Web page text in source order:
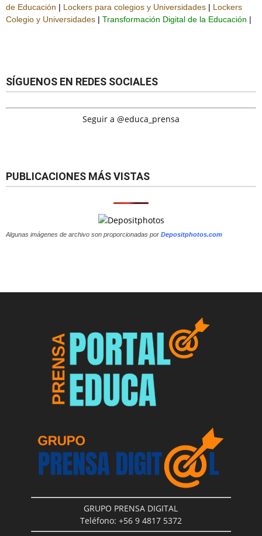
de Educación | Lockers para colegios y Universidades | Lockers
Colegio y Universidades | Transformación Digital de la Educación |
SÍGUENOS EN REDES SOCIALES
Seguir a @educa_prensa
PUBLICACIONES MÁS VISTAS
Algunas imágenes de archivo son proporcionadas por Depositphotos.com
GRUPO PRENSA DIGITAL
Teléfono: +56 9 4817 5372